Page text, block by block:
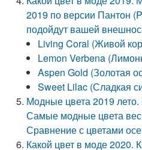
2019 по версии Пантон
подойдут вашей
Living Coral (Живой
Lemon Verbena
Aspen Gold (Золотая
Sweet Lilac (Сладкая
Модные цвета 2019
Самые модные цвета
Сравнение с цветами
Какой цвет в моде 2020.